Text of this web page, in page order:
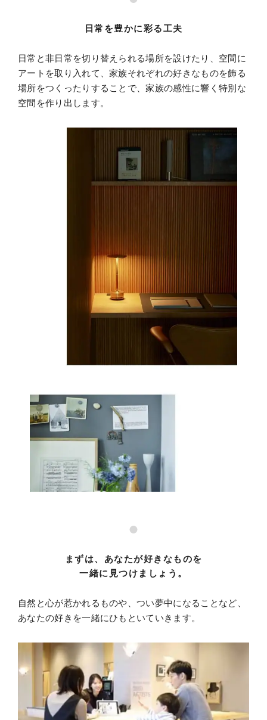
日常を豊かに彩る工夫
日常と非日常を切り替えられる場所を設けたり、 空間に
アートを取り入れて、家族それぞれの好きなものを飾る
場所をつくったりすることで、家族の感性に響く特別な
空間を作り出します。
まずは、 あなたが好きなものを
一緒に見つけましょう。
自然と心が惹かれるものや、つい夢中になることなど、
あなたの好きを一緒にひもといていきます。